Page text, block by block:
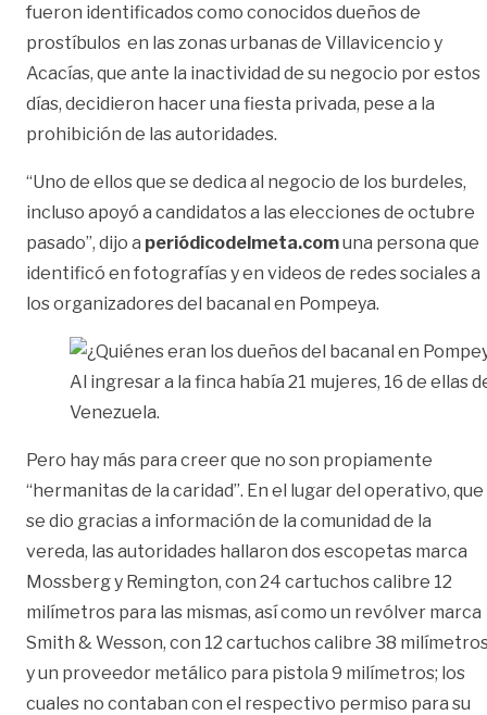
fueron identificados como conocidos dueños de
prostíbulos en las zonas urbanas de Villavicencio y
Acacías, que ante la inactividad de su negocio por estos
días, decidieron hacer una fiesta privada, pese a la
prohibición de las autoridades.
“Uno de ellos que se dedica al negocio de los burdeles,
incluso apoyó a candidatos a las elecciones de octubre
pasado”, dijo a periódicodelmeta.comuna persona que
identificó en fotografías y en videos de redes sociales a
los organizadores del bacanal en Pompeya.
Al ingresar a la finca había 21 mujeres, 16 de ellas
Venezuela.
Pero hay más para creer que no son propiamente
“hermanitas de la caridad”. En el lugar del operativo, que
se dio gracias a información de la comunidad de la
vereda, las autoridades hallaron dos escopetas marca
Mossberg y Remington, con 24 cartuchos calibre 12
milímetros para las mismas, así como un revólver marca
Smith & Wesson, con 12 cartuchos calibre 38
y un proveedor metálico para pistola 9 milímetros; los
cuales no contaban con el respectivo permiso para su